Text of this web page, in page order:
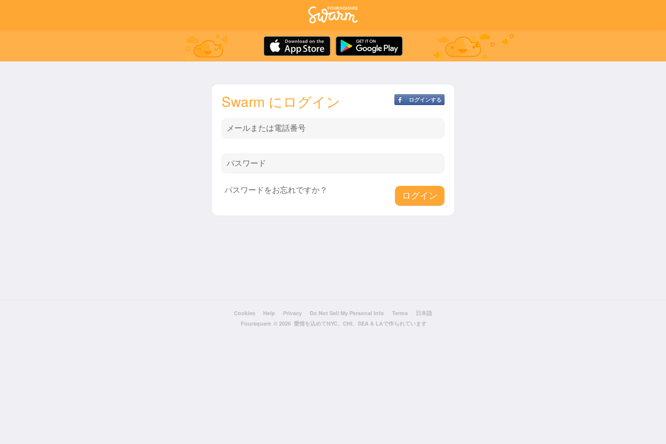
ログインする
Swarm にログイン
メールまたは電話番号
パスワード
パスワードをお忘れですか？
Cookies Help Privacy Do Not Sell My Personal Info Terms
日本語
Foursquare © 2026 愛情を込めてNYC、CHI、SEA & LAで作られています